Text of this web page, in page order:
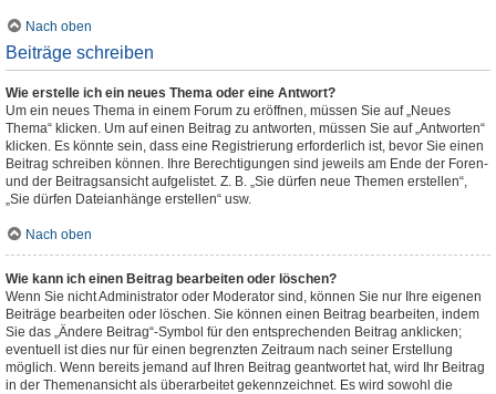
Nach oben
Beiträge schreiben
Wie erstelle ich ein neues Thema oder eine Antwort?
Um ein neues Thema in einem Forum zu eröffnen, müssen Sie auf „Neues
Thema“ klicken. Um auf einen Beitrag zu antworten, müssen Sie auf „Antworten“
klicken. Es könnte sein, dass eine Registrierung erforderlich ist, bevor Sie einen
Beitrag schreiben können. Ihre Berechtigungen sind jeweils am Ende der Foren-
und der Beitragsansicht aufgelistet. Z. B. „Sie dürfen neue Themen erstellen“,
„Sie dürfen Dateianhänge erstellen“ usw.
Nach oben
Wie kann ich einen Beitrag bearbeiten oder löschen?
Wenn Sie nicht Administrator oder Moderator sind, können Sie nur Ihre eigenen
Beiträge bearbeiten oder löschen. Sie können einen Beitrag bearbeiten, indem
Sie das „Ändere Beitrag“-Symbol für den entsprechenden Beitrag anklicken;
eventuell ist dies nur für einen begrenzten Zeitraum nach seiner Erstellung
möglich. Wenn bereits jemand auf Ihren Beitrag geantwortet hat, wird Ihr Beitrag
in der Themenansicht als überarbeitet gekennzeichnet. Es wird sowohl die